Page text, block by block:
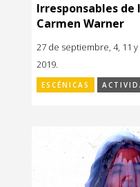
Irresponsables de
Carmen Warner
27 de septiembre, 4, 11
2019.
ESCÉNICAS